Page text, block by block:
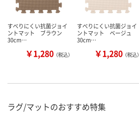
すべりにくい抗菌ジョイ
ントマット ブラウン
30cm…
￥1,280 （税込）
すべりにくい抗菌ジョイ
ントマット ベージュ
30cm…
￥1,280 （税込）
ラグ/マットのおすすめ特集